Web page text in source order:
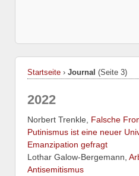
Startseite › Journal (Seite 3)
2022
Norbert Trenkle, Falsche
Putinismus ist eine neuer
Emanzipation gefragt
Lothar Galow-Bergemann,
Antisemitismus